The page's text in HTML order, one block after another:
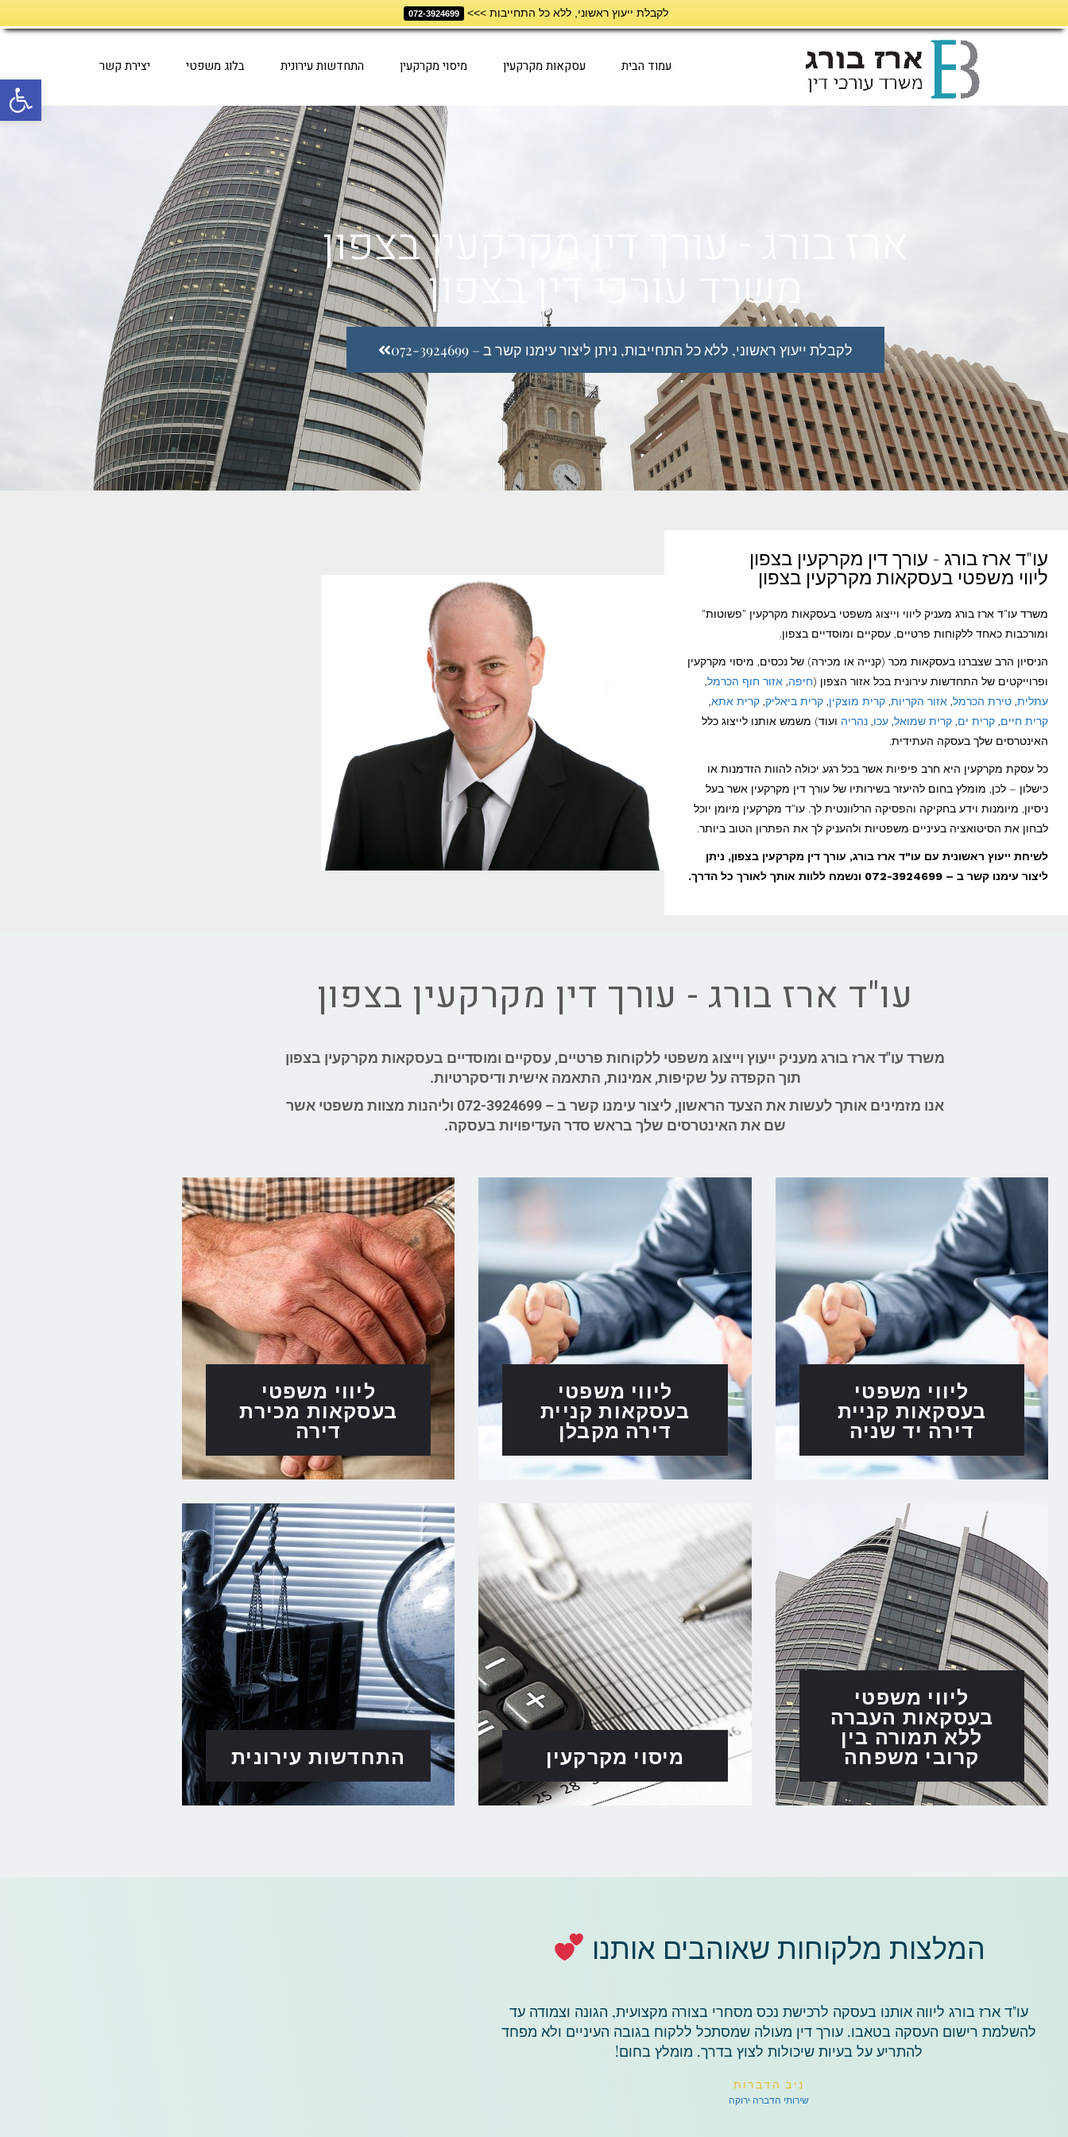
פתח
לקבלת ייעוץ ראשוני, ללא כל התחייבות >>> 072-3924699
עמוד הבית עסקאות מקרקעין מיסוי מקרקעין התחדשות עירונית בלוג משפטי יצירת קשר
ארז בורג - עורך דין מקרקעין בצפון
משרד עורכי דין בצפון
לקבלת ייעוץ ראשוני, ללא כל התחייבות, ניתן ליצור עימנו קשר ב – 072-3924699
עו"ד ארז בורג - עורך דין מקרקעין בצפון
ליווי משפטי בעסקאות מקרקעין בצפון
משרד עו"ד ארז בורג מעניק ליווי וייצוג משפטי בעסקאות מקרקעין "פשוטות"
ומורכבות כאחד ללקוחות פרטיים, עסקיים ומוסדיים בצפון.
הניסיון הרב שצברנו בעסקאות מכר (קנייה או מכירה) של נכסים, מיסוי מקרקעין
ופרוייקטים של התחדשות עירונית בכל אזור הצפון (חיפה,אזור חוף הכרמל,
עתלית,טירת הכרמל,אזור הקריות,קרית מוצקין,קרית ביאליק,קרית אתא,
קרית חיים,קרית ים,קרית שמואל,עכו,נהריה ועוד) משמש אותנו לייצוג כלל
האינטרסים שלך בעסקה העתידית.
כל עסקת מקרקעין היא חרב פיפיות אשר בכל רגע יכולה להוות הזדמנות או
כישלון – לכן, מומלץ בחום להיעזר בשירותיו של עורך דין מקרקעין אשר בעל
ניסיון, מיומנות וידע בחקיקה והפסיקה הרלוונטית לך. עו"ד מקרקעין מיומן יוכל
לבחון את הסיטואציה בעיניים משפטיות ולהעניק לך את הפתרון הטוב ביותר.
לשיחת ייעוץ ראשונית עם עו"ד ארז בורג, עורך דין מקרקעין בצפון, ניתן
ליצור עימנו קשר ב – 072-3924699
ונשמח ללוות אותך לאורך כל הדרך.
עו"ד ארז בורג - עורך דין מקרקעין בצפון
משרד עו"ד ארז בורג מעניק ייעוץ וייצוג משפטי ללקוחות פרטיים, עסקיים ומוסדיים בעסקאות מקרקעין בצפון
תוך הקפדה על שקיפות, אמינות, התאמה אישית ודיסקרטיות.
אנו מזמינים אותך לעשות את הצעד הראשון, ליצור עימנו קשר ב – 072-3924699 וליהנות מצוות משפטי אשר
שם את האינטרסים שלך בראש סדר העדיפויות בעסקה.
ליווי משפטי
בעסקאות קניית
דירה ​יד שניה
ליווי משפטי
בעסקאות קניית
דירה מקבלן
ליווי משפטי
בעסקאות מכירת
דירה
ליווי משפטי
בעסקאות העברה
ללא תמורה בין
קרובי משפחה מיסוי מקרקעין התחדשות עירונית
המלצות מלקוחות שאוהבים אותנו
עו"ד ארז בורג ליווה אותנו בעסקה לרכישת נכס מסחרי בצורה מקצועית, הגונה וצמודה עד
להשלמת רישום העסקה בטאבו. עורך דין מעולה שמסתכל ללקוח בגובה העיניים ולא מפחד
להתריע על בעיות שיכולות לצוץ בדרך. מומלץ בחום!
ניב הדברות
שירותי הדברה ירוקה